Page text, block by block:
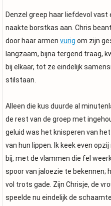
Denzel greep haar liefdevol
naakte borstkas aan. Chris
door haar armen vurig om zijn
langzaam, bijna tergend traag,
bij elkaar, tot ze eindelijk
stilstaan.
Alleen die kus duurde al
de rest van de groep met
geluid was het knisperen van
van hun lippen. Ik keek even
bij, met de vlammen die fel
spoor van jaloezie te bekennen;
vol trots gade. Zijn Chrisje, de
speelde nu eindelijk de